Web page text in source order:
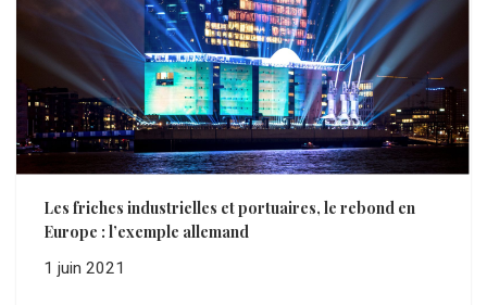
Les friches industrielles et portuaires, le rebond en
Europe : l’exemple allemand
1 juin 2021